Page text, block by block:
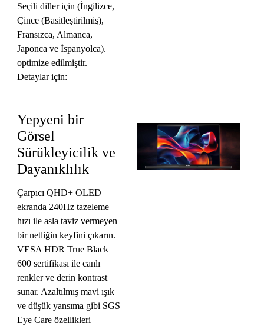
Seçili diller için (İngilizce,
Çince (Basitleştirilmiş),
Fransızca, Almanca,
Japonca ve İspanyolca).
optimize edilmiştir.
Detaylar için:
Yepyeni bir
Görsel
Sürükleyicilik ve
Dayanıklılık
Çarpıcı QHD+ OLED
ekranda 240Hz tazeleme
hızı ile asla taviz vermeyen
bir netliğin keyfini çıkarın.
VESA HDR True Black
600 sertifikası ile canlı
renkler ve derin kontrast
sunar. Azaltılmış mavi ışık
ve düşük yansıma gibi SGS
Eye Care özellikleri